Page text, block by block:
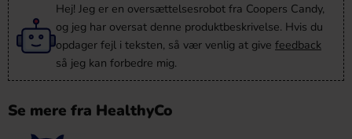
Hej! Jeg er en oversættelsesrobot fra Coopers Candy,
og jeg har oversat denne produktbeskrivelse. Hvis du
opdager fejl i teksten, så vær venlig at give feedback
så jeg kan forbedre mig.
Se mere fra HealthyCo